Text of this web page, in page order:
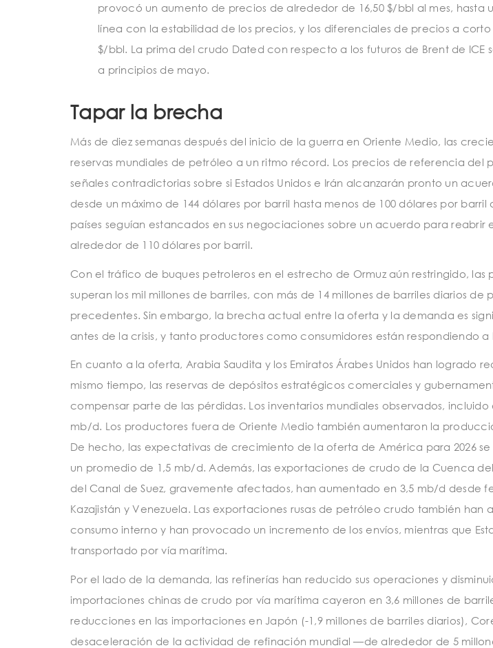
provocó un aumento de precios de alrededor de 16,50 $/bbl al mes, hasta
línea con la estabilidad de los precios, y los diferenciales de precios a
$/bbl. La prima del crudo Dated con respecto a los futuros de Brent de
a principios de mayo.
Tapar la brecha
Más de diez semanas después del inicio de la guerra en Oriente Medio, las
reservas mundiales de petróleo a un ritmo récord. Los precios de referencia
señales contradictorias sobre si Estados Unidos e Irán alcanzarán pronto un
desde un máximo de 144 dólares por barril hasta menos de 100 dólares por
países seguían estancados en sus negociaciones sobre un acuerdo para
alrededor de 110 dólares por barril.
Con el tráfico de buques petroleros en el estrecho de Ormuz aún restringido,
superan los mil millones de barriles, con más de 14 millones de barriles diarios
precedentes. Sin embargo, la brecha actual entre la oferta y la demanda es
antes de la crisis, y tanto productores como consumidores están respondiendo a
En cuanto a la oferta, Arabia Saudita y los Emiratos Árabes Unidos han logrado
mismo tiempo, las reservas de depósitos estratégicos comerciales y
compensar parte de las pérdidas. Los inventarios mundiales observados,
mb/d. Los productores fuera de Oriente Medio también aumentaron la
De hecho, las expectativas de crecimiento de la oferta de América para 2026
un promedio de 1,5 mb/d. Además, las exportaciones de crudo de la Cuenca
del Canal de Suez, gravemente afectados, han aumentado en 3,5 mb/d desde
Kazajistán y Venezuela. Las exportaciones rusas de petróleo crudo también
consumo interno y han provocado un incremento de los envíos, mientras que
transportado por vía marítima.
Por el lado de la demanda, las refinerías han reducido sus operaciones y
importaciones chinas de crudo por vía marítima cayeron en 3,6 millones de
reducciones en las importaciones en Japón (-1,9 millones de barriles diarios),
desaceleración de la actividad de refinación mundial —de alrededor de 5